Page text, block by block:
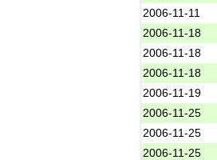
2006-11-11
2006-11-18
2006-11-18
2006-11-18
2006-11-19
2006-11-25
2006-11-25
2006-11-25